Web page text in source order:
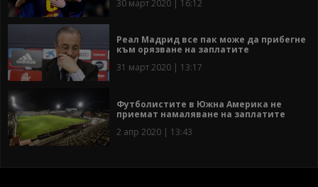
30 март 2020 | 16:12
Реал Мадрид все пак може да прибегне
към орязване на заплатите
31 март 2020 | 13:17
Футболистите в Южна Америка не
приемат намаляване на заплатите
2 апр 2020 | 13:43